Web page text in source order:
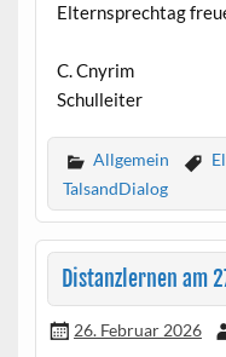
Elternsprechtag
C. Cnyrim
Schulleiter
Allgemein
TalsandDialog
Distanzlernen am
26. Februar 2026